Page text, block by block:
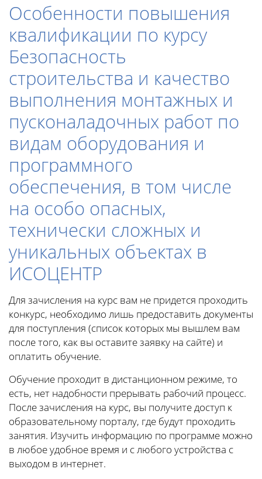
Особенности повышения
квалификации по курсу
Безопасность
строительства и качество
выполнения монтажных и
пусконаладочных работ по
видам оборудования и
программного
обеспечения, в том числе
на особо опасных,
технически сложных и
уникальных объектах в
ИСОЦЕНТР
Для зачисления на курс вам не придется проходить
конкурс, необходимо лишь предоставить документы
для поступления (список которых мы вышлем вам
после того, как вы оставите заявку на сайте) и
оплатить обучение.
Обучение проходит в дистанционном режиме, то
есть, нет надобности прерывать рабочий процесс.
После зачисления на курс, вы получите доступ к
образовательному порталу, где будут проходить
занятия. Изучить информацию по программе можно
в любое удобное время и с любого устройства с
выходом в интернет.